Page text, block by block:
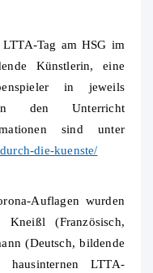
Tag am HSG im
Künstlerin, eine
in jeweils
den Unterricht
sind unter
die-kuenste/
Auflagen wurden
(Französisch,
(Deutsch, bildende
LTTA-